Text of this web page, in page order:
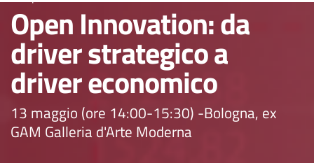
Open Innovation: da
driver strategico a
driver economico
13 maggio (ore 14:00-15:30) -Bologna, ex
GAM Galleria d'Arte Moderna